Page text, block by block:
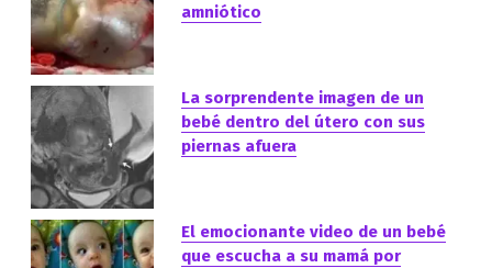
amniótico
La sorprendente imagen de un
bebé dentro del útero con sus
piernas afuera
El emocionante video de un bebé
que escucha a su mamá por